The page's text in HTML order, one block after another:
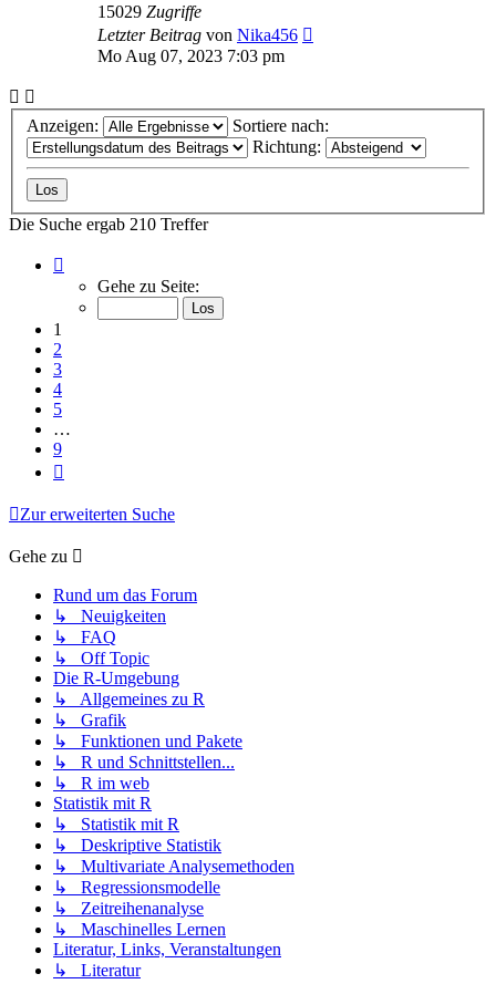
15029 Zugriffe
Letzter Beitrag von Nika456
Mo Aug 07, 2023 7:03 pm
Anzeigen:
Sortiere nach:
Richtung:
Die Suche ergab 210 Treffer
von
Gehe zu Seite:
1
2
3
4
5
…
9
Zur erweiterten Suche
Gehe zu
Rund um das Forum
↳ Neuigkeiten
↳ FAQ
↳ Off Topic
Die R-Umgebung
↳ Allgemeines zu R
↳ Grafik
↳ Funktionen und Pakete
↳ R und Schnittstellen...
↳ R im web
Statistik mit R
↳ Statistik mit R
↳ Deskriptive Statistik
↳ Multivariate Analysemethoden
↳ Regressionsmodelle
↳ Zeitreihenanalyse
↳ Maschinelles Lernen
Literatur, Links, Veranstaltungen
↳ Literatur